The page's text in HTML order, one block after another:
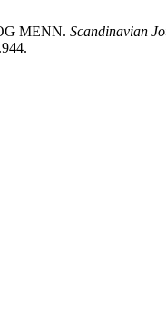
MENN. Scandinavian